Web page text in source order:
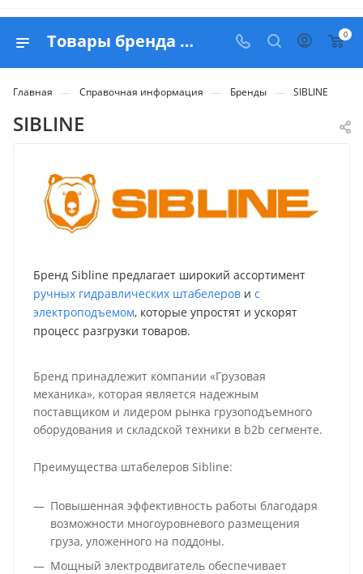
Товары бренда SIBLINE - купить в Москве с доставкой по России 0
Главная — Справочная информация — Бренды — SIBLINE
SIBLINE
Бренд Sibline предлагает широкий ассортимент
ручных гидравлических штабелерови с
электроподъемом, которые упростят и ускорят
процесс разгрузки товаров.
Бренд принадлежит компании «Грузовая
механика», которая является надежным
поставщиком и лидером рынка грузоподъемного
оборудования и складской техники в b2b сегменте.
Преимущества штабелеров Sibline:
Повышенная эффективность работы благодаря
возможности многоуровневого размещения
груза, уложенного на поддоны.
Мощный электродвигатель обеспечивает